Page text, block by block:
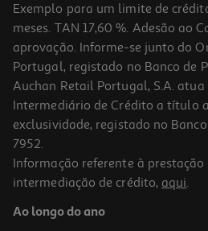
Exemplo para um limite de
meses. TAN 17,60 %. Adesão ao
aprovação. Informe-se junto do
Portugal, registado no Banco de
Auchan Retail Portugal, S.A.
Intermediário de Crédito a título
exclusividade, registado no
7952.
Informação referente à prestação
intermediação de crédito, aqui.
Ao longo do ano